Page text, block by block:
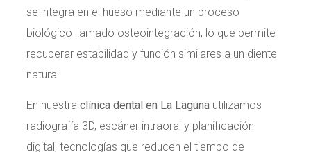
se integra en el hueso mediante un proceso
biológico llamado osteointegración, lo que permite
recuperar estabilidad y función similares a un diente
natural.
En nuestra clínica dental en La Laguna utilizamos
radiografía 3D, escáner intraoral y planificación
digital, tecnologías que reducen el tiempo de